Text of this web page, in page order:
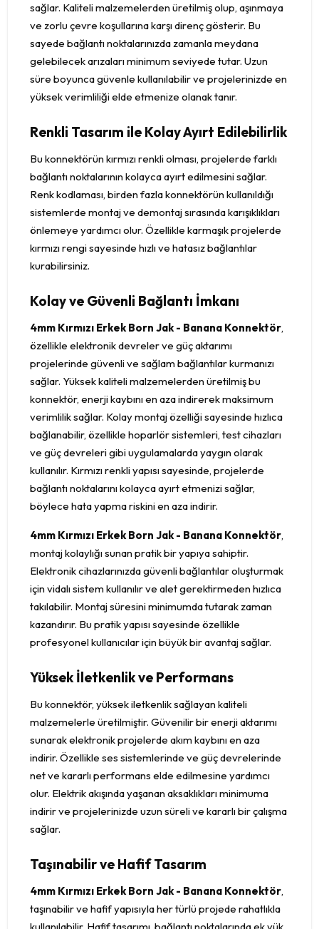
sağlar. Kaliteli malzemelerden üretilmiş olup, aşınmaya
ve zorlu çevre koşullarına karşı direnç gösterir. Bu
sayede bağlantı noktalarınızda zamanla meydana
gelebilecek arızaları minimum seviyede tutar. Uzun
süre boyunca güvenle kullanılabilir ve projelerinizde en
yüksek verimliliği elde etmenize olanak tanır.
Renkli Tasarım ile Kolay Ayırt Edilebilirlik
Bu konnektörün kırmızı renkli olması, projelerde farklı
bağlantı noktalarının kolayca ayırt edilmesini sağlar.
Renk kodlaması, birden fazla konnektörün kullanıldığı
sistemlerde montaj ve demontaj sırasında karışıklıkları
önlemeye yardımcı olur. Özellikle karmaşık projelerde
kırmızı rengi sayesinde hızlı ve hatasız bağlantılar
kurabilirsiniz.
Kolay ve Güvenli Bağlantı İmkanı
4mm Kırmızı Erkek Born Jak - Banana Konnektör,
özellikle elektronik devreler ve güç aktarımı
projelerinde güvenli ve sağlam bağlantılar kurmanızı
sağlar. Yüksek kaliteli malzemelerden üretilmiş bu
konnektör, enerji kaybını en aza indirerek maksimum
verimlilik sağlar. Kolay montaj özelliği sayesinde hızlıca
bağlanabilir, özellikle hoparlör sistemleri, test cihazları
ve güç devreleri gibi uygulamalarda yaygın olarak
kullanılır. Kırmızı renkli yapısı sayesinde, projelerde
bağlantı noktalarını kolayca ayırt etmenizi sağlar,
böylece hata yapma riskini en aza indirir.
4mm Kırmızı Erkek Born Jak - Banana Konnektör,
montaj kolaylığı sunan pratik bir yapıya sahiptir.
Elektronik cihazlarınızda güvenli bağlantılar oluşturmak
için vidalı sistem kullanılır ve alet gerektirmeden hızlıca
takılabilir. Montaj süresini minimumda tutarak zaman
kazandırır. Bu pratik yapısı sayesinde özellikle
profesyonel kullanıcılar için büyük bir avantaj sağlar.
Yüksek İletkenlik ve Performans
Bu konnektör, yüksek iletkenlik sağlayan kaliteli
malzemelerle üretilmiştir. Güvenilir bir enerji aktarımı
sunarak elektronik projelerde akım kaybını en aza
indirir. Özellikle ses sistemlerinde ve güç devrelerinde
net ve kararlı performans elde edilmesine yardımcı
olur. Elektrik akışında yaşanan aksaklıkları minimuma
indirir ve projelerinizde uzun süreli ve kararlı bir çalışma
sağlar.
Taşınabilir ve Hafif Tasarım
4mm Kırmızı Erkek Born Jak - Banana Konnektör,
taşınabilir ve hafif yapısıyla her türlü projede rahatlıkla